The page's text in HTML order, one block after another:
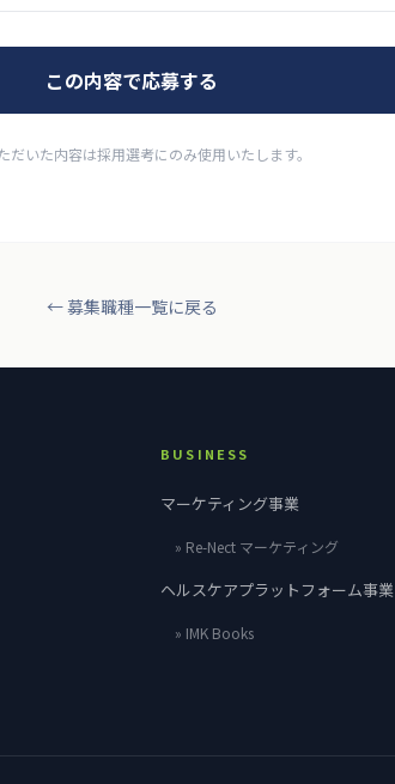
この内容で応募する
だいた内容は採用選考にのみ使用いたします。
← 募集職種一覧に戻る
BUSINESS
マーケティング事業
» Re-Nect マーケティング
ヘルスケアプラット フォーム事業
» IMK Books